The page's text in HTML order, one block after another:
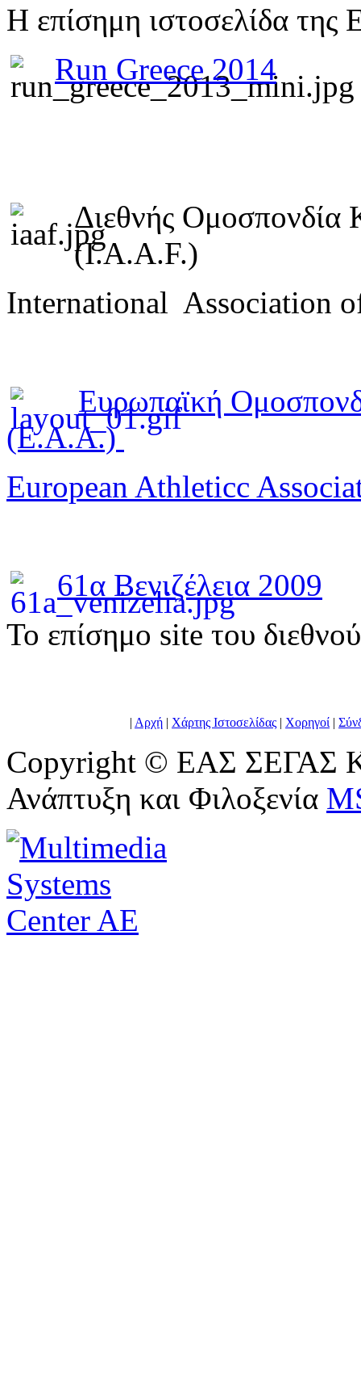
Η επίσημη ιστοσελίδα της
Run Greece 2014
Διεθνής Ομοσπονδία
(I.A.A.F.)
International Association
Ευρωπαϊκή
(E.A.A.)
European Athleticc
61α Βενιζέλεια 2009
To επίσημο site του
| Αρχή | Χάρτης Ιστοσελίδας | Χορηγοί |
Copyright © ΕΑΣ ΣΕΓΑΣ
Ανάπτυξη και Φιλοξενία